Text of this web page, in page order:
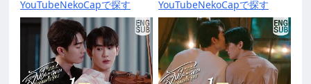
YouTubeNekoCapで探す YouTubeNekoCapで探す